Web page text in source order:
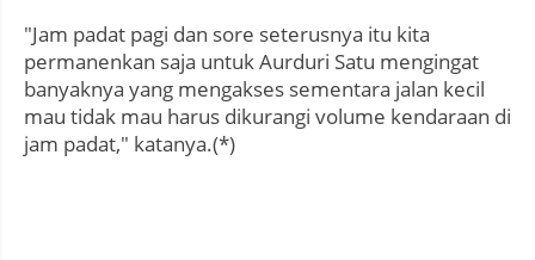
"Jam padat pagi dan sore seterusnya itu kita
permanenkan saja untuk Aurduri Satu mengingat
banyaknya yang mengakses sementara jalan kecil
mau tidak mau harus dikurangi volume kendaraan di
jam padat," katanya.(*)